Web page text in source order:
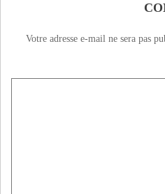
Votre adresse e-mail ne sera pas